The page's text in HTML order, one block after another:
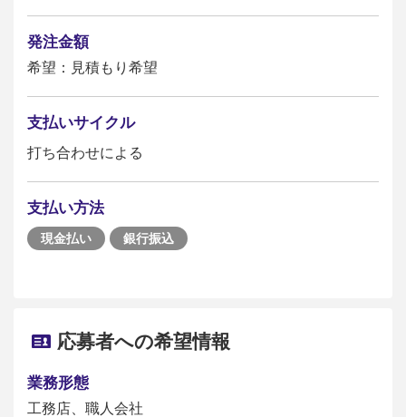
発注金額
希望：見積もり希望
支払いサイクル
打ち合わせによる
支払い方法
現金払い 銀行振込
応募者への希望情報
業務形態
工務店、職人会社